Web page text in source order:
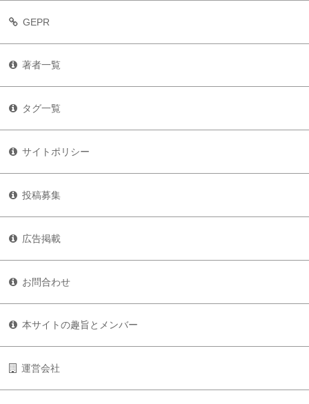
GEPR
著者一覧
タグ一覧
サイトポリシー
投稿募集
広告掲載
お問合わせ
本サイトの趣旨とメンバー
運営会社